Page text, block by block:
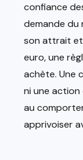
confiance
demande du
son attrait et
euro, une
achète. Une
ni une action
au
apprivoiser